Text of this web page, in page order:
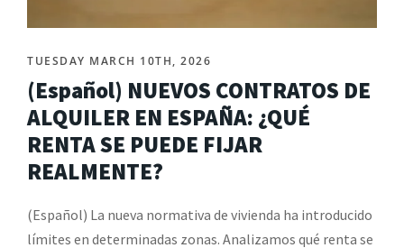
TUESDAY MARCH 10TH, 2026
(Español) NUEVOS CONTRATOS DE
ALQUILER EN ESPAÑA: ¿QUÉ
RENTA SE PUEDE FIJAR
REALMENTE?
(Español) La nueva normativa de vivienda ha introducido
límites en determinadas zonas. Analizamos qué renta se